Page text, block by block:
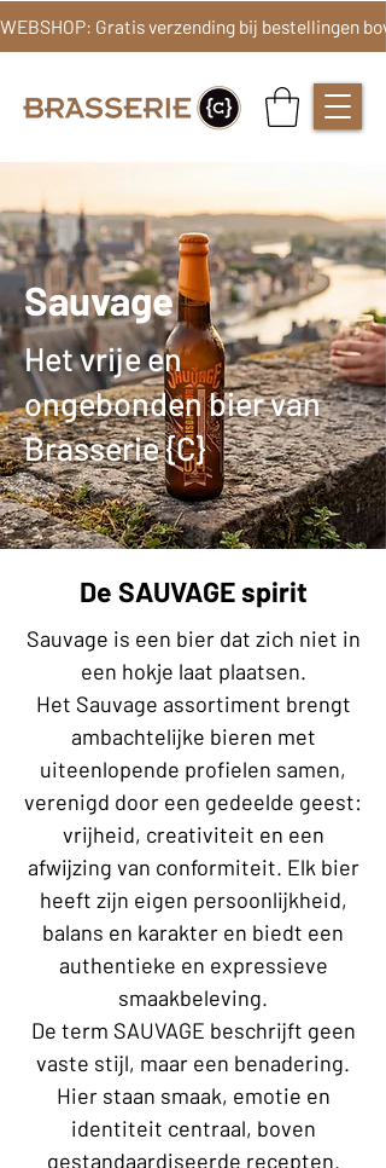
Sauvage
Het vrije en
ongebonden bier van
Brasserie {C}
De SAUVAGE spirit
Sauvage is een bier dat zich niet in
een hokje laat plaatsen.
Het Sauvage assortiment brengt
ambachtelijke bieren met
uiteenlopende profielen samen,
verenigd door een gedeelde geest:
vrijheid, creativiteit en een
afwijzing van conformiteit. Elk bier
heeft zijn eigen persoonlijkheid,
balans en karakter en biedt een
authentieke en expressieve
smaakbeleving.
De term SAUVAGE beschrijft geen
vaste stijl, maar een benadering.
Hier staan smaak, emotie en
identiteit centraal, boven
gestandaardiseerde recepten.